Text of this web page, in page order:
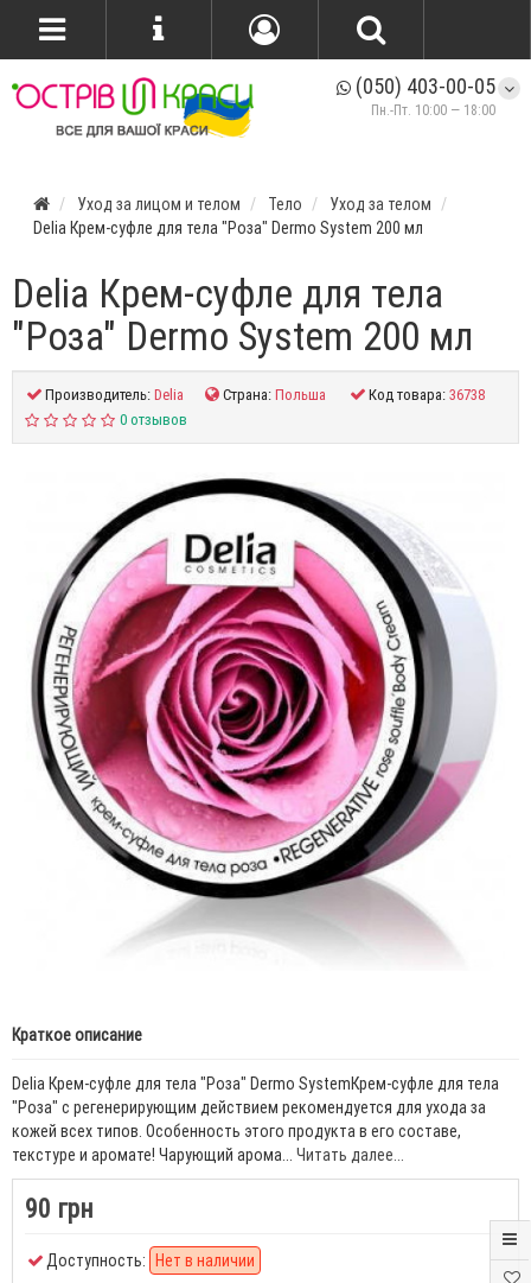
(050) 403-00-05
Пн.-Пт. 10:00 — 18:00
Уход за лицом и телом Тело
Уход за телом
Delia Крем-суфле для тела "Роза" Dermo System 200 мл
Delia Крем-суфле для тела
"Роза" Dermo System 200 мл
Производитель:Delia Страна:Польша Код товара:36738
0 отзывов
Краткое описание
Delia Крем-суфле для тела "Роза" Dermo SystemКрем-суфле для тела
"Роза" с регенерирующим действием рекомендуется для ухода за
кожей всех типов. Особенность этого продукта в его составе,
текстуре и аромате! Чарующий арома... Читать далее...
90 грн
Доступность: Нет в наличии